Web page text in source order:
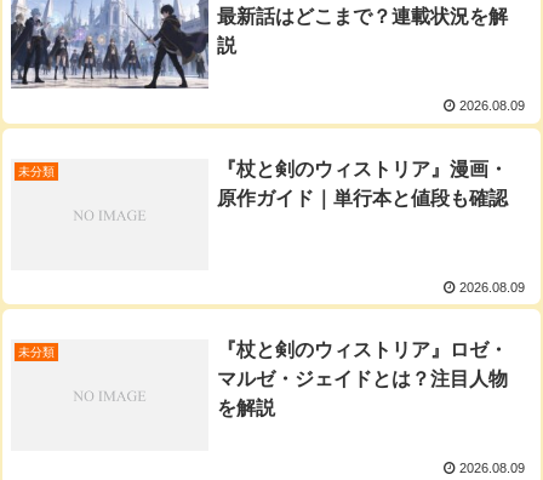
最新話はどこまで？連載状況を解
説
2026.08.09
未分類
『杖と剣のウィストリア』漫画・
原作ガイド｜単行本と値段も確認
2026.08.09
未分類
『杖と剣のウィストリア』ロゼ・
マルゼ・ジェイドとは？注目人物
を解説
2026.08.09